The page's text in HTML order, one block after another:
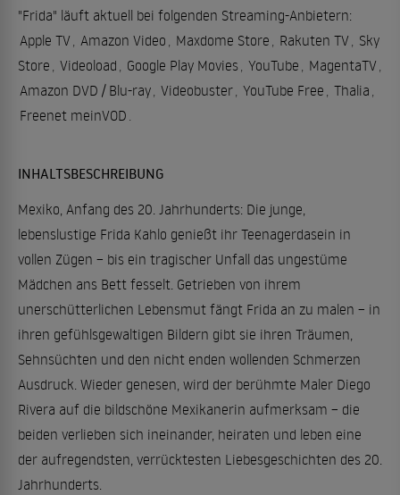
"Frida" läuft aktuell bei folgenden Streaming-Anbietern:
Apple TV, Amazon Video , Maxdome Store , Rakuten TV, Sky
Store , Videoload , Google Play Movies, YouTube , MagentaTV,
Amazon DVD / Blu-ray, Videobuster, YouTube Free , Thalia ,
Freenet meinVOD .
INHALTSBESCHREIBUNG
Mexiko, Anfang des 20. Jahrhunderts: Die junge,
lebenslustige Frida Kahlo genießt ihr Teenagerdasein in
vollen Zügen – bis ein tragischer Unfall das ungestüme
Mädchen ans Bett fesselt. Getrieben von ihrem
unerschütterlichen Lebensmut fängt Frida an zu malen – in
ihren gefühlsgewaltigen Bildern gibt sie ihren Träumen,
Sehnsüchten und den nicht enden wollenden Schmerzen
Ausdruck. Wieder genesen, wird der berühmte Maler Diego
Rivera auf die bildschöne Mexikanerin aufmerksam – die
beiden verlieben sich ineinander, heiraten und leben eine
der aufregendsten, verrücktesten Liebesgeschichten des 20.
Jahrhunderts.